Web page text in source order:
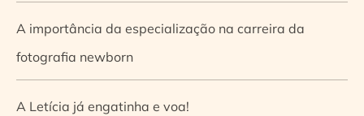
A importância da especialização na carreira da
fotografia newborn
A Letícia já engatinha e voa!